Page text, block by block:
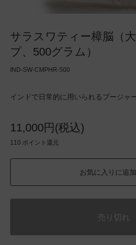
サラスワティー樟脳（
プ、500グラム）
IND-SW-CMPHR-500
インドで日常的に用いられるプージャ
11,000円(税込)
110 ポイント還元
お気に入りに追加
売り切れ